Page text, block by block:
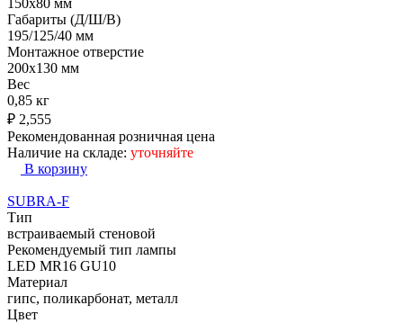
150х80 мм
Габариты (Д/Ш/В)
195/125/40 мм
Монтажное отверстие
200x130 мм
Вес
0,85 кг
₽ 2,555
Рекомендованная розничная цена
Наличие на складе: уточняйте
В корзину
SUBRA-F
Тип
встраиваемый стеновой
Рекомендуемый тип лампы
LED MR16 GU10
Материал
гипс, поликарбонат, металл
Цвет